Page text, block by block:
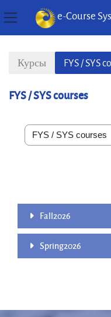
Боковая панель
e-Course
Курсы FYS / SYS
FYS / SYS courses
Категории курсов
Fall2026
Spring2026